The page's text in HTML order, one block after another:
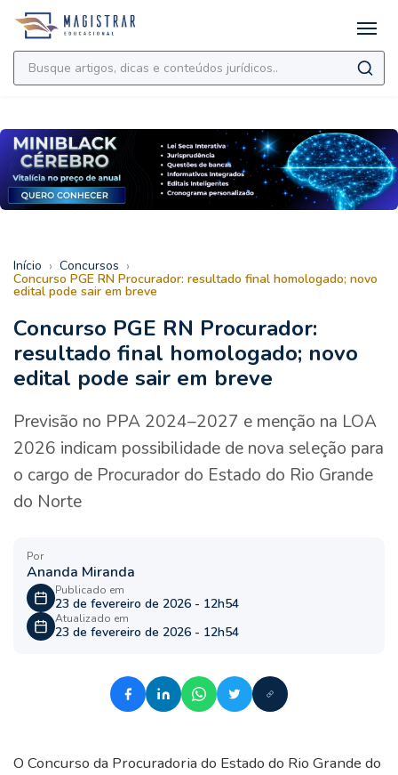
Início › Concursos ›
Concurso PGE RN Procurador: resultado final homologado; novo
edital pode sair em breve
Concurso PGE RN Procurador:
resultado final homologado; novo
edital pode sair em breve
Previsão no PPA 2024–2027 e menção na LOA
2026 indicam possibilidade de nova seleção para
o cargo de Procurador do Estado do Rio Grande
do Norte
Por
Ananda Miranda
Publicado em
23 de fevereiro de 2026 - 12h54
Atualizado em
23 de fevereiro de 2026 - 12h54
O Concurso da Procuradoria do Estado do Rio Grande do